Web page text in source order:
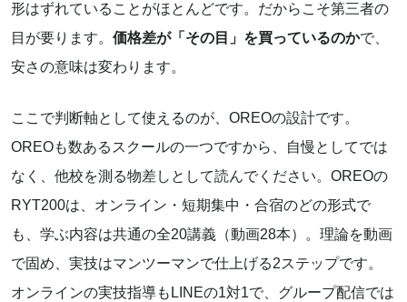
形はずれていることがほとんどです。だからこそ第三者の
目が要ります。 価格差が「その目」を買っているのかで、
安さの意味は変わります。
ここで判断軸として使えるのが、OREOの設計です。
OREOも数あるスクールの一つですから、自慢としてでは
なく、他校を測る物差しとして読んでください。OREOの
RYT200は、オンライン・短期集中・合宿のどの形式で
も、学ぶ内容は共通の全20講義（動画28本）。理論を動画
で固め、実技はマンツーマンで仕上げる2ステップです。
オンラインの実技指導もLINEの1対1で、グループ配信では